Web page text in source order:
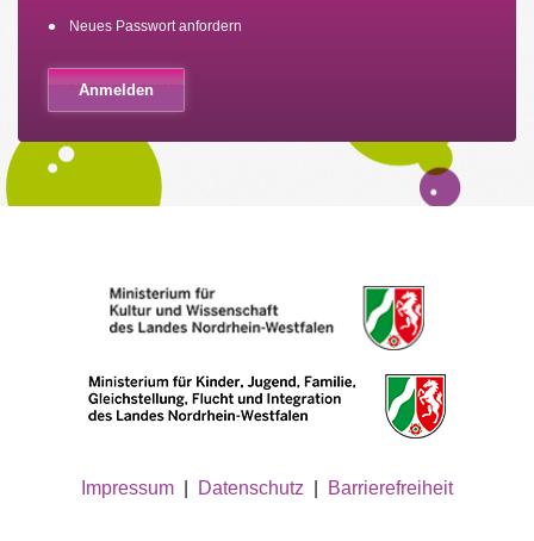
Neues Passwort anfordern
Impressum Datenschutz Barrierefreiheit